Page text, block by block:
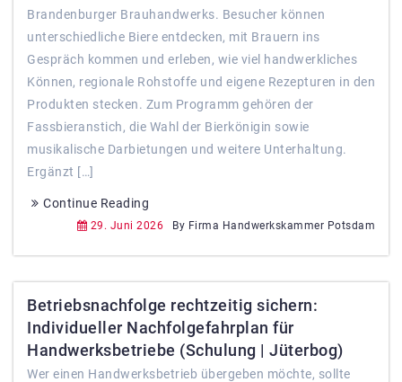
Brandenburger Brauhandwerks. Besucher können
unterschiedliche Biere entdecken, mit Brauern ins
Gespräch kommen und erleben, wie viel handwerkliches
Können, regionale Rohstoffe und eigene Rezepturen in den
Produkten stecken. Zum Programm gehören der
Fassbieranstich, die Wahl der Bierkönigin sowie
musikalische Darbietungen und weitere Unterhaltung.
Ergänzt […]
Continue Reading
29. Juni 2026 By Firma Handwerkskammer Potsdam
Betriebsnachfolge rechtzeitig sichern:
Individueller Nachfolgefahrplan für
Handwerksbetriebe (Schulung | Jüterbog)
Wer einen Handwerksbetrieb übergeben möchte, sollte